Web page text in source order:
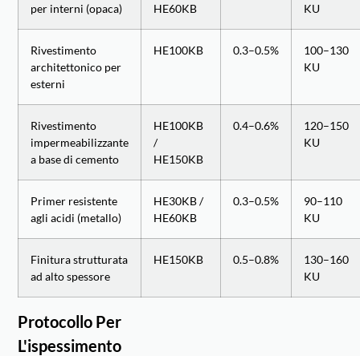
per interni (opaca)
HE60KB
KU
Rivestimento
architettonico per
esterni
HE100KB 0.3–0.5%
100–130
KU
Rivestimento
impermeabilizzante
a base di cemento
HE100KB
/
HE150KB
0.4–0.6%
120–150
KU
Primer resistente
agli acidi (metallo)
HE30KB /
HE60KB
0.3–0.5%
90–110
KU
Finitura strutturata
ad alto spessore
HE150KB 0.5–0.8%
130–160
KU
Protocollo Per
L'ispessimento